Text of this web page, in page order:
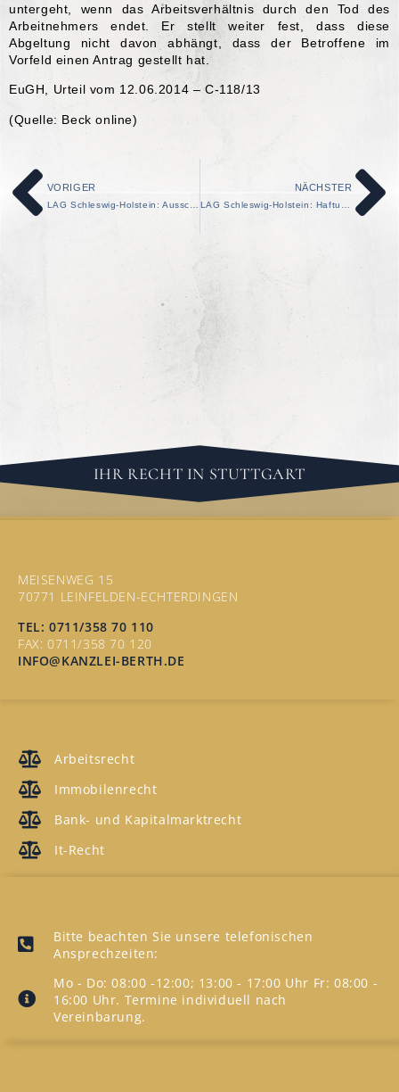
untergeht, wenn das Arbeitsverhältnis durch den Tod des
Arbeitnehmers endet. Er stellt weiter fest, dass diese
Abgeltung nicht davon abhängt, dass der Betroffene im
Vorfeld einen Antrag gestellt hat.
EuGH, Urteil vom 12.06.2014 – C-118/13
(Quelle: Beck online)
VORIGER NÄCHSTER
IHR RECHT IN STUTTGART
MEISENWEG 15
70771 LEINFELDEN-ECHTERDINGEN
TEL: 0711/358 70 110
FAX: 0711/358 70 120
INFO@KANZLEI-BERTH.DE
Arbeitsrecht
Immobilenrecht
Bank- und Kapitalmarktrecht
It-Recht
Bitte beachten Sie unsere telefonischen
Ansprechzeiten:
Mo - Do: 08:00 -12:00; 13:00 - 17:00 Uhr Fr: 08:00 -
16:00 Uhr. Termine individuell nach
Vereinbarung.